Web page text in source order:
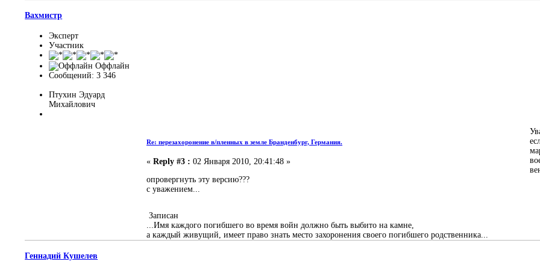
Вахмистр
Эксперт
Участник
Оффлайн
Сообщений: 3 346
Птухин Эдуард
Михайлович
Re: перезахоронение в/пленных в земле Бранденбург, Германия.
«Reply #3 : 02 Января 2010, 20:41:48 »
опровергнуть эту версию???
с уважением...
Записан
...Имя каждого погибшего во время войн должно быть выбито на камне,
а каждый живущий, имеет право знать место захоронения своего погибшего родственника...
Геннадий Кушелев